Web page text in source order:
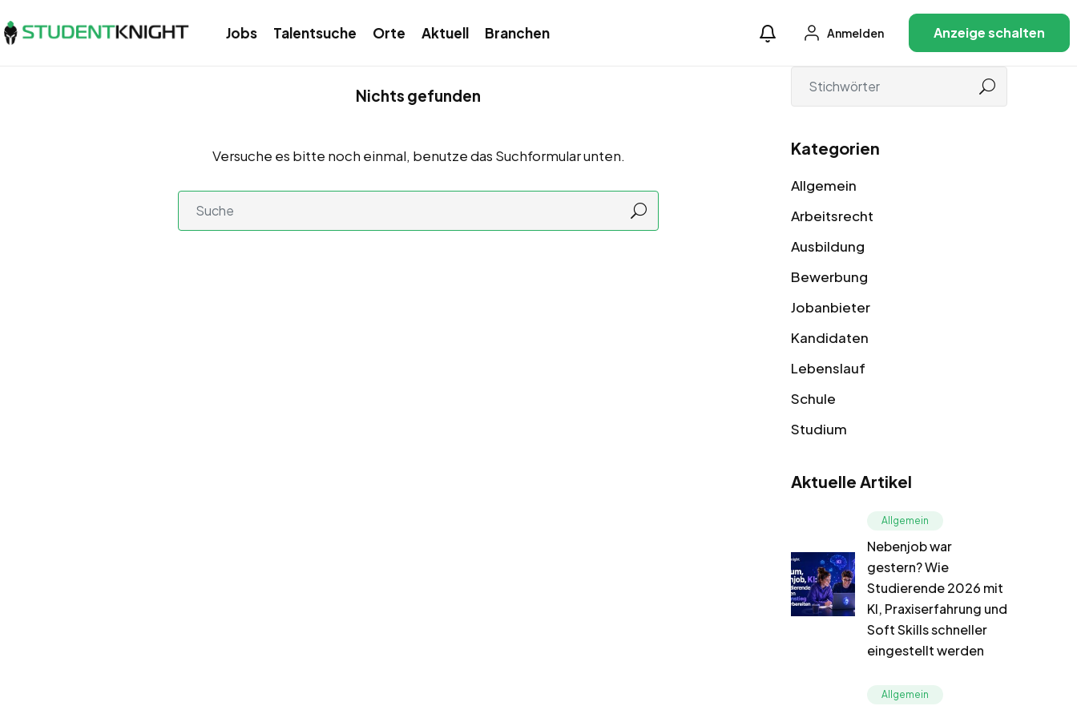
Jobs Talentsuche Orte Aktuell Branchen Anmelden Anzeige schalten
Nichts gefunden
Versuche es bitte noch einmal, benutze das Suchformular unten. Kategorien
Allgemein
Arbeitsrecht
Ausbildung
Bewerbung
Jobanbieter
Kandidaten
Lebenslauf
Schule
Studium
Aktuelle Artikel
Allgemein
Nebenjob war
gestern? Wie
Studierende 2026 mit
KI, Praxiserfahrung und
Soft Skills schneller
eingestellt werden
Allgemein